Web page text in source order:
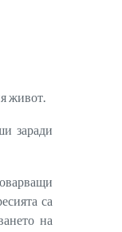
живот.
заради
са
на